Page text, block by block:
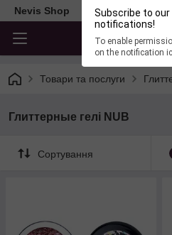
Subscribe to our
notifications!
To enable
on the notification
Nevis Shop
Товари та послуги
Глиттерные гелі NUB
Сортування